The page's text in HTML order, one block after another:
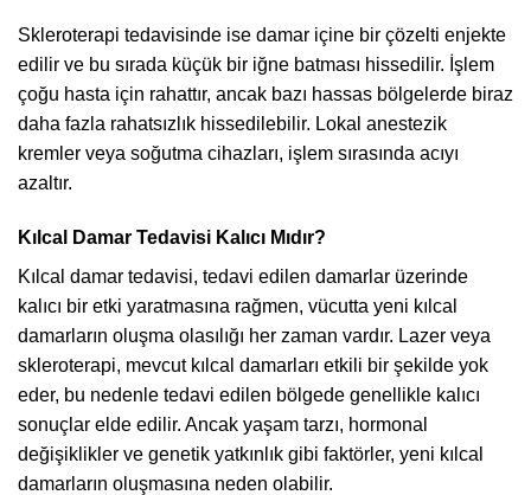
Skleroterapi tedavisinde ise damar içine bir çözelti enjekte
edilir ve bu sırada küçük bir iğne batması hissedilir. İşlem
çoğu hasta için rahattır, ancak bazı hassas bölgelerde biraz
daha fazla rahatsızlık hissedilebilir. Lokal anestezik
kremler veya soğutma cihazları, işlem sırasında acıyı
azaltır.
Kılcal Damar Tedavisi Kalıcı Mıdır?
Kılcal damar tedavisi, tedavi edilen damarlar üzerinde
kalıcı bir etki yaratmasına rağmen, vücutta yeni kılcal
damarların oluşma olasılığı her zaman vardır. Lazer veya
skleroterapi, mevcut kılcal damarları etkili bir şekilde yok
eder, bu nedenle tedavi edilen bölgede genellikle kalıcı
sonuçlar elde edilir. Ancak yaşam tarzı, hormonal
değişiklikler ve genetik yatkınlık gibi faktörler, yeni kılcal
damarların oluşmasına neden olabilir.